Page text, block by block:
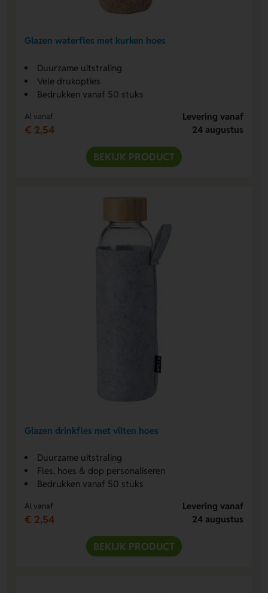
Glazen waterfles met kurken hoes
Duurzame uitstraling
Vele drukopties
Bedrukken vanaf 50 stuks
Al vanaf
€ 2,54
Levering vanaf
24 augustus
BEKIJK PRODUCT
Glazen drinkfles met vilten hoes
Duurzame uitstraling
Fles, hoes & dop personaliseren
Bedrukken vanaf 50 stuks
Al vanaf
€ 2,54
Levering vanaf
24 augustus
BEKIJK PRODUCT